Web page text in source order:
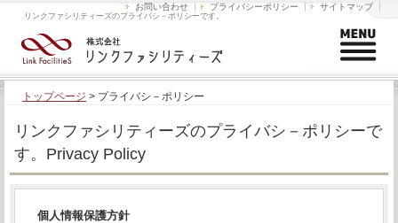
リンクファシリティーズのプライバシ－ポリシーです。
お問い合わせ プライバシーポリシー サイトマップ
トップページ > プライバシ－ポリシー
リンクファシリティーズのプライバシ－ポリシーで
す。Privacy Policy
個人情報保護方針